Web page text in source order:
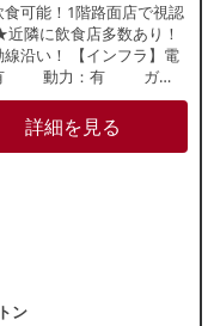
可能！1階路面店で視認
隣に飲食店多数あり！
【インフラ】電
有 動力：有 ガ
号メーター 水道：
【厨房排気】無【空調】
リスト】無 【前テナン
ケルトン 【閉店理由】
報は正確性
詳細を見る
ン